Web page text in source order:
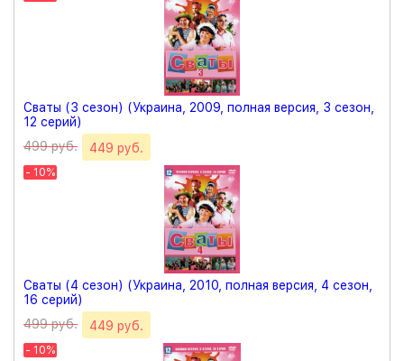
Сваты (3 сезон) (Украина, 2009, полная версия, 3 сезон,
12 серий)
499 руб.
449 руб.
- 10%
Сваты (4 сезон) (Украина, 2010, полная версия, 4 сезон,
16 серий)
499 руб.
449 руб.
- 10%